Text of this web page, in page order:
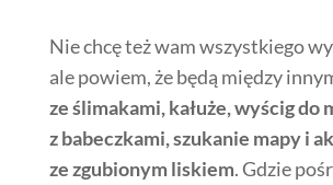
Nie chcę też wam wszystkiego
ale powiem, że będą między
ze ślimakami, kałuże, wyścig do
z babeczkami, szukanie mapy i
ze zgubionym liskiem. Gdzie